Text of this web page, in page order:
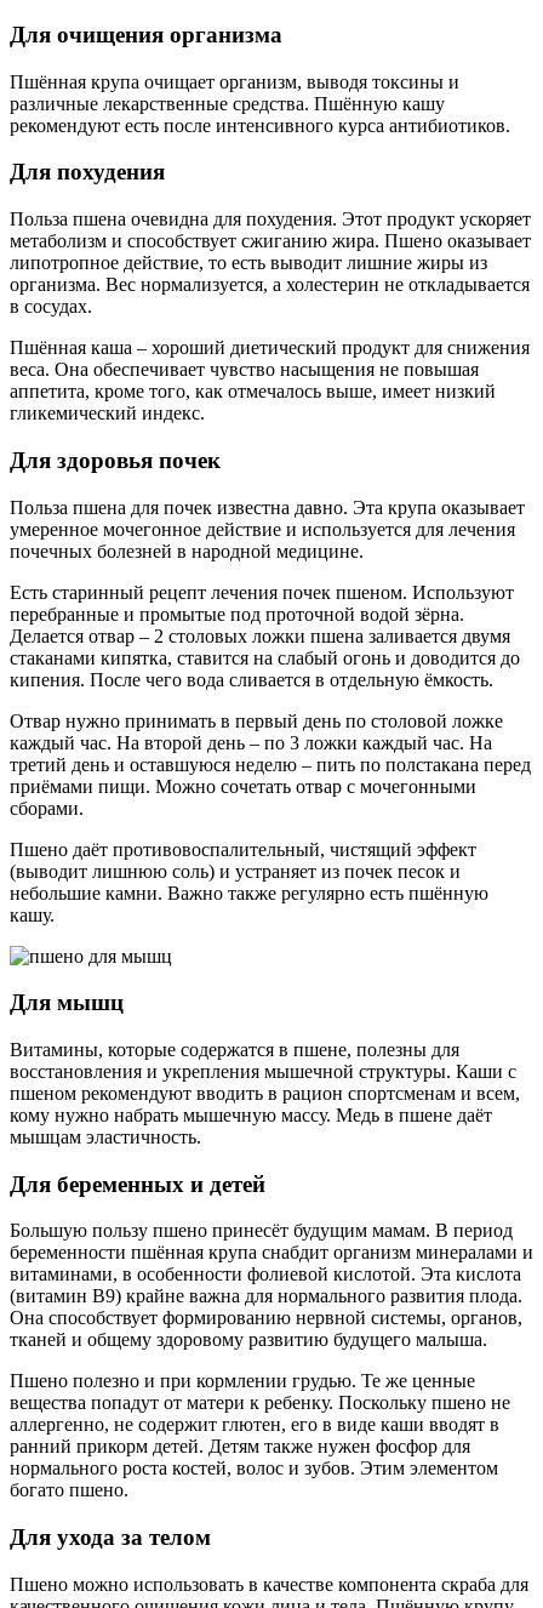
Для очищения организма
Пшённая крупа очищает организм, выводя токсины и
различные лекарственные средства. Пшённую кашу
рекомендуют есть после интенсивного курса антибиотиков.
Для похудения
Польза пшена очевидна для похудения. Этот продукт ускоряет
метаболизм и способствует сжиганию жира. Пшено оказывает
липотропное действие, то есть выводит лишние жиры из
организма. Вес нормализуется, а холестерин не откладывается
в сосудах.
Пшённая каша – хороший диетический продукт для снижения
веса. Она обеспечивает чувство насыщения не повышая
аппетита, кроме того, как отмечалось выше, имеет низкий
гликемический индекс.
Для здоровья почек
Польза пшена для почек известна давно. Эта крупа оказывает
умеренное мочегонное действие и используется для лечения
почечных болезней в народной медицине.
Есть старинный рецепт лечения почек пшеном. Используют
перебранные и промытые под проточной водой зёрна.
Делается отвар – 2 столовых ложки пшена заливается двумя
стаканами кипятка, ставится на слабый огонь и доводится до
кипения. После чего вода сливается в отдельную ёмкость.
Отвар нужно принимать в первый день по столовой ложке
каждый час. На второй день – по 3 ложки каждый час. На
третий день и оставшуюся неделю – пить по полстакана перед
приёмами пищи. Можно сочетать отвар с мочегонными
сборами.
Пшено даёт противовоспалительный, чистящий эффект
(выводит лишнюю соль) и устраняет из почек песок и
небольшие камни. Важно также регулярно есть пшённую
кашу.
Для мышц
Витамины, которые содержатся в пшене, полезны для
восстановления и укрепления мышечной структуры. Каши с
пшеном рекомендуют вводить в рацион спортсменам и всем,
кому нужно набрать мышечную массу. Медь в пшене даёт
мышцам эластичность.
Для беременных и детей
Большую пользу пшено принесёт будущим мамам. В период
беременности пшённая крупа снабдит организм минералами и
витаминами, в особенности фолиевой кислотой. Эта кислота
(витамин В9) крайне важна для нормального развития плода.
Она способствует формированию нервной системы, органов,
тканей и общему здоровому развитию будущего малыша.
Пшено полезно и при кормлении грудью. Те же ценные
вещества попадут от матери к ребенку. Поскольку пшено не
аллергенно, не содержит глютен, его в виде каши вводят в
ранний прикорм детей. Детям также нужен фосфор для
нормального роста костей, волос и зубов. Этим элементом
богато пшено.
Для ухода за телом
Пшено можно использовать в качестве компонента скраба для